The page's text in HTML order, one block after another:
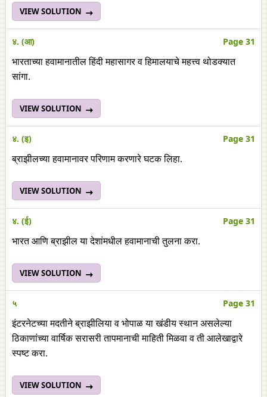
VIEW SOLUTION
४. (आ) Page 31
भारताच्या हवामानातील हिंदी महासागर व हिमालयाचे महत्त्व थोडक्यात
सांगा.
VIEW SOLUTION
४. (इ) Page 31
ब्राझीलच्या हवामानावर परिणाम करणारे घटक लिहा.
VIEW SOLUTION
४. (ई) Page 31
भारत आणि ब्राझील या देशांमधील हवामानाची तुलना करा.
VIEW SOLUTION
५ Page 31
इंटरनेटच्या मदतीने ब्राझीलिया व भोपाळ या खंडीय स्थान असलेल्या
ठिकाणांच्या वार्षिक सरासरी तापमानाची माहिती मिळवा व ती आलेखाद्वारे
स्पष्ट करा.
VIEW SOLUTION